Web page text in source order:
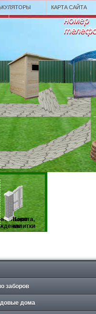
КАРТА САЙТА
номер
Ворота,
калитки
заборов
дома